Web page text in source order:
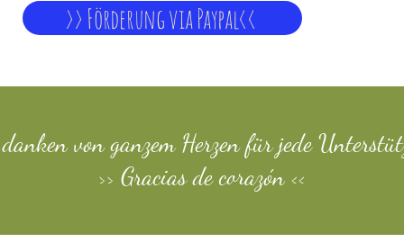
>> Förderung via Paypal<<
von ganzem Herzen für jede
>> Gracias de corazón<<